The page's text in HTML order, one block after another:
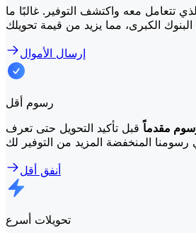
تتعامل معه واكتشف التوفير. غالبًا ما
إرسال الأموال
رسوم أقل
مقدماًقبل تأكيد التحويل حتى تعرف
أنفق أقل
تحويلات أسرع